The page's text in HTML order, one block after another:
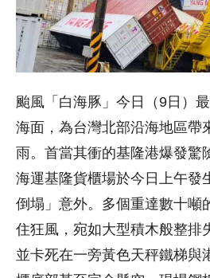
颱風「白海豚」今日（9日）
海面，為台灣北部沿海地區帶
雨。首當其衝的基隆港爆發驚
海運基隆貨櫃場於今日上午發
倒塌」意外。多個重達數十噸
住狂風，宛如大型積木般整排
並卡死在一旁黃色天秤鐵梯與